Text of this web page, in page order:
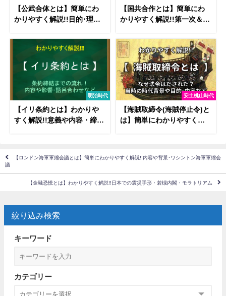
【公武合体とは】簡単にわ
かりやすく解説!!目的･理由
【国共合作とは】簡単にわ
かりやすく解説!!第一次＆第
明治時代
【イリ条約とは】わかりや
すく解説!!意義や内容・締結
安土桃山時代
【海賊取締令(海賊停止令)と
は】簡単にわかりやすく解
【ロンドン海軍軍縮会議とは】簡単にわかりやすく解説!!内容や背景･ワシントン海軍軍縮会
議
【金融恐慌とは】わかりやすく解説!!日本での震災手形・若槻内閣・モラトリアム
絞り込み検索
キーワード
カテゴリー